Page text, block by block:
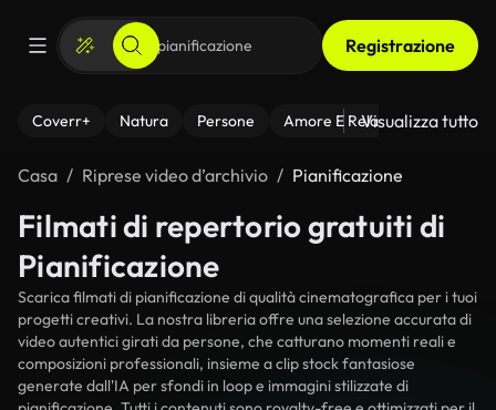
Registrazione
Coverr+ Natura Persone Amore E Relazioni Il
Visualizza tutto
Casa Riprese video d’archivio Pianificazione
Filmati di repertorio gratuiti di
Pianificazione
Scarica filmati di pianificazione di qualità cinematografica per i tuoi
progetti creativi. La nostra libreria offre una selezione accurata di
video autentici girati da persone, che catturano momenti reali e
composizioni professionali, insieme a clip stock fantasiose
generate dall'IA per sfondi in loop e immagini stilizzate di